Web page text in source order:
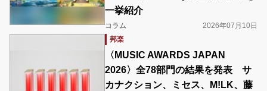
一挙紹介
コラム
2026年07月10日
邦楽
〈MUSIC AWARDS JAPAN
2026〉全78部門の結果を発表 サ
カナクション、ミセス、M!LK、藤